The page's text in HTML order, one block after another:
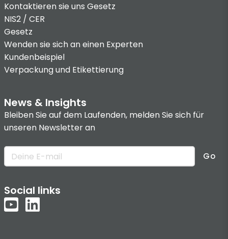
Kontaktieren sie uns Gesetz
NIS2 / CER
Gesetz
Wenden sie sich an einen Experten
Kundenbeispiel
Verpackung und Etikettierung
News & Insights
Bleiben Sie auf dem Laufenden, melden Sie sich für
unseren Newsletter an
Go
Social links